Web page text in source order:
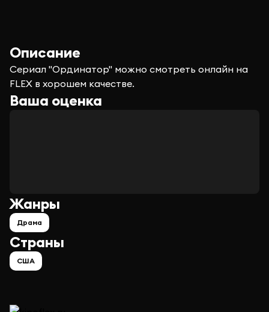
Описание
Сериал "Ординатор" можно смотреть онлайн на
FLEX в хорошем качестве.
Ваша оценка
Страны
США
Жанры
Драма